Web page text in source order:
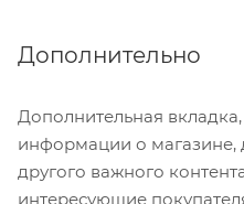
Дополнительно
Дополнительная
информации о магазине,
другого важного
интересующие